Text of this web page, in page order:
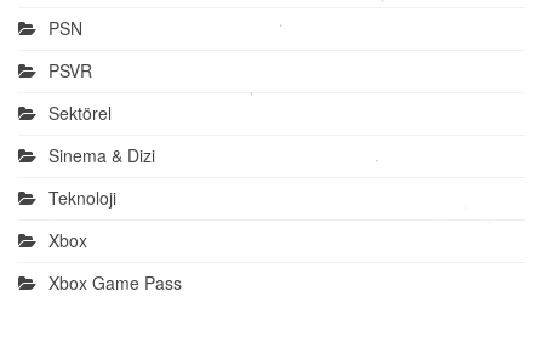
PSN
PSVR
Sektörel
Sinema & Dizi
Teknoloji
Xbox
Xbox Game Pass